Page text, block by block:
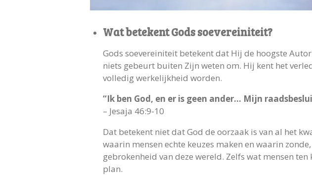
Wat betekent Gods soevereiniteit?
Gods soevereiniteit betekent dat Hij de hoogste
niets gebeurt buiten Zijn weten om. Hij kent het
volledig werkelijkheid worden.
“Ik ben God, en er is geen ander… Mijn
– Jesaja 46:9-10
Dat betekent niet dat God de oorzaak is van al het
waarin mensen echte keuzes maken en waarin
gebrokenheid van deze wereld. Zelfs wat mensen
plan.